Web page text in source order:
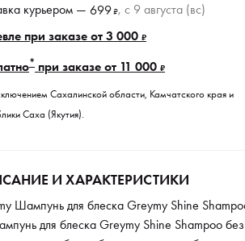
курьером —699₽, c 9 августа (вс)
при заказе от 3 000₽
* при заказе от 11 000₽
Сахалинской области, Камчатского края и
Саха (Якутия).
И ХАРАКТЕРИСТИКИ
Шампунь для блеска Greymy Shine
для блеска Greymy Shine Shampoo без